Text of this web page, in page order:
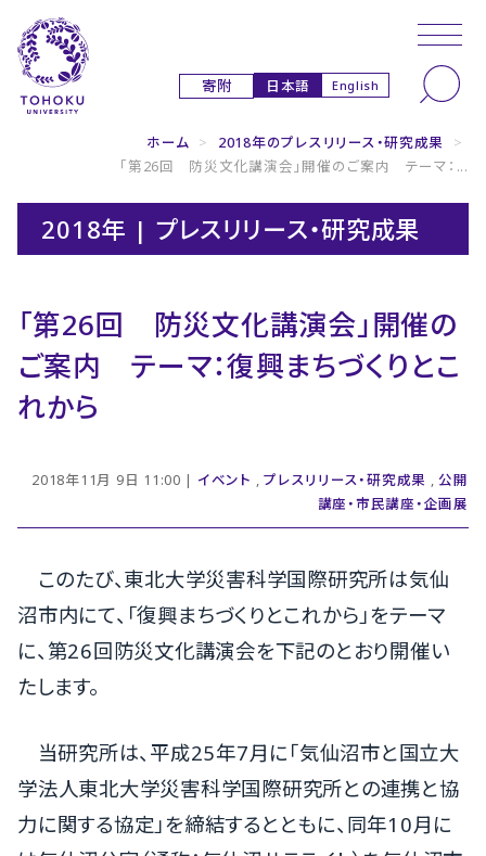
寄附 日本語 English
ホーム > 2018年のプレスリリース・研究成果
>
「第26回 防災文化講演会」開催のご案内 テーマ：...
2018年 | プレスリリース・研究成果
「第26回 防災文化講演会」開催の
ご案内 テーマ：復興まちづくりとこ
れから
2018年11月 9日 11:00 | イベント ,プレスリリース・研究成果 ,公開
講座・市民講座・企画展
このたび、東北大学災害科学国際研究所は気仙
沼市内にて、「復興まちづくりとこれから」をテーマ
に、第26回防災文化講演会を下記のとおり開催い
たします。
当研究所は、平成25年7月に「気仙沼市と国立大
学法人東北大学災害科学国際研究所との連携と協
力に関する協定」を締結するとともに、同年10月に